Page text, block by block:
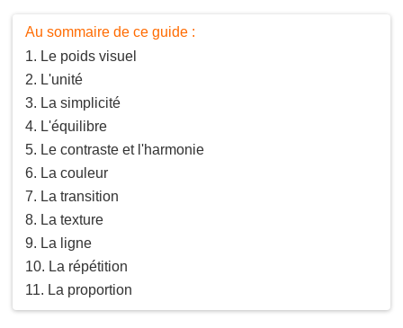
Au sommaire de ce guide :
Le poids visuel
L'unité
La simplicité
L'équilibre
Le contraste et l'harmonie
La couleur
La transition
La texture
La ligne
La répétition
La proportion